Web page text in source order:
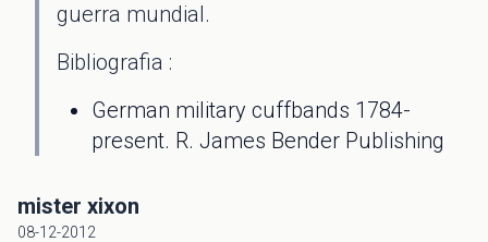
guerra mundial.
Bibliografia :
German military cuffbands 1784-
present. R. James Bender Publishing
mister xixon
08-12-2012